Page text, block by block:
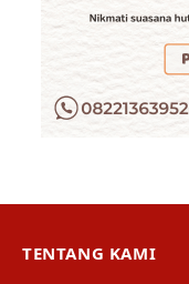
TENTANG KAMI